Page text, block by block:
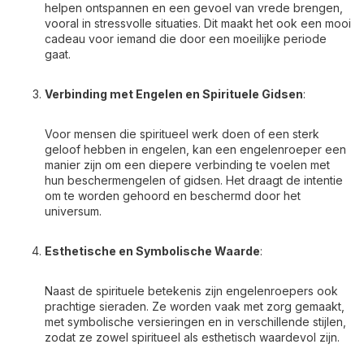
helpen ontspannen en een gevoel van vrede brengen,
vooral in stressvolle situaties. Dit maakt het ook een mooi
cadeau voor iemand die door een moeilijke periode
gaat.
Verbinding met Engelen en Spirituele Gidsen:
Voor mensen die spiritueel werk doen of een sterk
geloof hebben in engelen, kan een engelenroeper een
manier zijn om een diepere verbinding te voelen met
hun beschermengelen of gidsen. Het draagt de intentie
om te worden gehoord en beschermd door het
universum.
Esthetische en Symbolische Waarde:
Naast de spirituele betekenis zijn engelenroepers ook
prachtige sieraden. Ze worden vaak met zorg gemaakt,
met symbolische versieringen en in verschillende stijlen,
zodat ze zowel spiritueel als esthetisch waardevol zijn.